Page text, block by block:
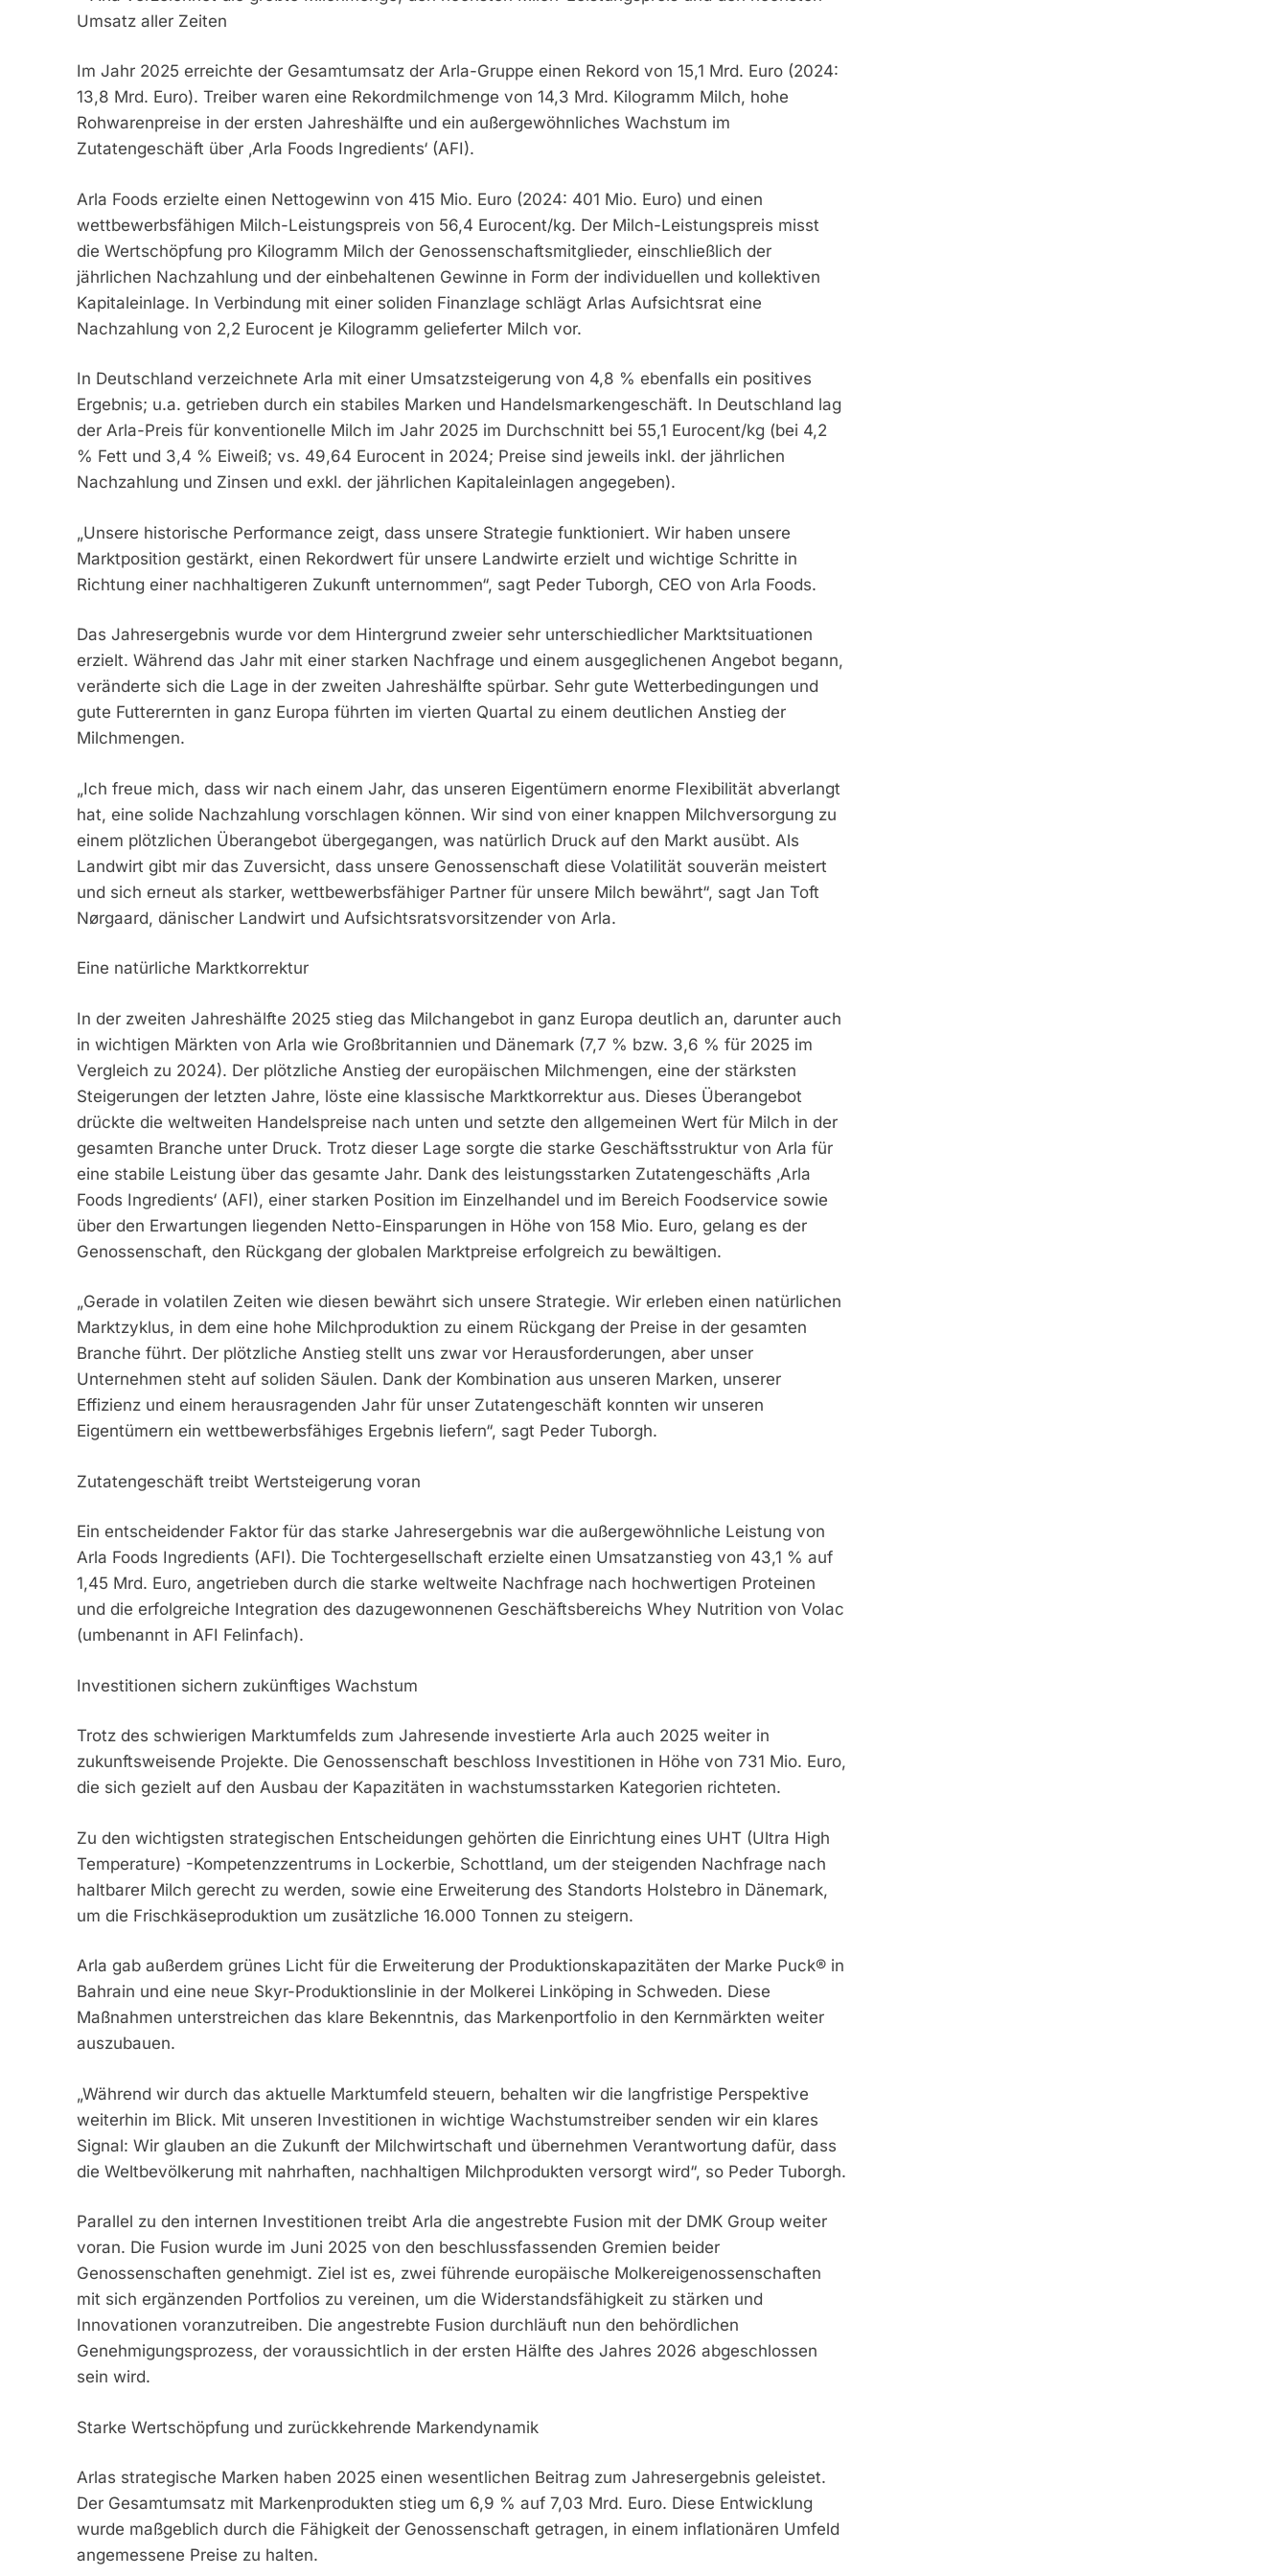
Umsatz aller Zeiten
Im Jahr 2025 erreichte der Gesamtumsatz der Arla-Gruppe einen Rekord von 15,1 Mrd. Euro (2024:
13,8 Mrd. Euro). Treiber waren eine Rekordmilchmenge von 14,3 Mrd. Kilogramm Milch, hohe
Rohwarenpreise in der ersten Jahreshälfte und ein außergewöhnliches Wachstum im
Zutatengeschäft über ‚Arla Foods Ingredients‘ (AFI).
Arla Foods erzielte einen Nettogewinn von 415 Mio. Euro (2024: 401 Mio. Euro) und einen
wettbewerbsfähigen Milch-Leistungspreis von 56,4 Eurocent/kg. Der Milch-Leistungspreis misst
die Wertschöpfung pro Kilogramm Milch der Genossenschaftsmitglieder, einschließlich der
jährlichen Nachzahlung und der einbehaltenen Gewinne in Form der individuellen und kollektiven
Kapitaleinlage. In Verbindung mit einer soliden Finanzlage schlägt Arlas Aufsichtsrat eine
Nachzahlung von 2,2 Eurocent je Kilogramm gelieferter Milch vor.
In Deutschland verzeichnete Arla mit einer Umsatzsteigerung von 4,8 % ebenfalls ein positives
Ergebnis; u.a. getrieben durch ein stabiles Marken und Handelsmarkengeschäft. In Deutschland lag
der Arla-Preis für konventionelle Milch im Jahr 2025 im Durchschnitt bei 55,1 Eurocent/kg (bei 4,2
% Fett und 3,4 % Eiweiß; vs. 49,64 Eurocent in 2024; Preise sind jeweils inkl. der jährlichen
Nachzahlung und Zinsen und exkl. der jährlichen Kapitaleinlagen angegeben).
„Unsere historische Performance zeigt, dass unsere Strategie funktioniert. Wir haben unsere
Marktposition gestärkt, einen Rekordwert für unsere Landwirte erzielt und wichtige Schritte in
Richtung einer nachhaltigeren Zukunft unternommen“, sagt Peder Tuborgh, CEO von Arla Foods.
Das Jahresergebnis wurde vor dem Hintergrund zweier sehr unterschiedlicher Marktsituationen
erzielt. Während das Jahr mit einer starken Nachfrage und einem ausgeglichenen Angebot begann,
veränderte sich die Lage in der zweiten Jahreshälfte spürbar. Sehr gute Wetterbedingungen und
gute Futterernten in ganz Europa führten im vierten Quartal zu einem deutlichen Anstieg der
Milchmengen.
„Ich freue mich, dass wir nach einem Jahr, das unseren Eigentümern enorme Flexibilität abverlangt
hat, eine solide Nachzahlung vorschlagen können. Wir sind von einer knappen Milchversorgung zu
einem plötzlichen Überangebot übergegangen, was natürlich Druck auf den Markt ausübt. Als
Landwirt gibt mir das Zuversicht, dass unsere Genossenschaft diese Volatilität souverän meistert
und sich erneut als starker, wettbewerbsfähiger Partner für unsere Milch bewährt“, sagt Jan Toft
Nørgaard, dänischer Landwirt und Aufsichtsratsvorsitzender von Arla.
Eine natürliche Marktkorrektur
In der zweiten Jahreshälfte 2025 stieg das Milchangebot in ganz Europa deutlich an, darunter auch
in wichtigen Märkten von Arla wie Großbritannien und Dänemark (7,7 % bzw. 3,6 % für 2025 im
Vergleich zu 2024). Der plötzliche Anstieg der europäischen Milchmengen, eine der stärksten
Steigerungen der letzten Jahre, löste eine klassische Marktkorrektur aus. Dieses Überangebot
drückte die weltweiten Handelspreise nach unten und setzte den allgemeinen Wert für Milch in der
gesamten Branche unter Druck. Trotz dieser Lage sorgte die starke Geschäftsstruktur von Arla für
eine stabile Leistung über das gesamte Jahr. Dank des leistungsstarken Zutatengeschäfts ‚Arla
Foods Ingredients‘ (AFI), einer starken Position im Einzelhandel und im Bereich Foodservice sowie
über den Erwartungen liegenden Netto-Einsparungen in Höhe von 158 Mio. Euro, gelang es der
Genossenschaft, den Rückgang der globalen Marktpreise erfolgreich zu bewältigen.
„Gerade in volatilen Zeiten wie diesen bewährt sich unsere Strategie. Wir erleben einen natürlichen
Marktzyklus, in dem eine hohe Milchproduktion zu einem Rückgang der Preise in der gesamten
Branche führt. Der plötzliche Anstieg stellt uns zwar vor Herausforderungen, aber unser
Unternehmen steht auf soliden Säulen. Dank der Kombination aus unseren Marken, unserer
Effizienz und einem herausragenden Jahr für unser Zutatengeschäft konnten wir unseren
Eigentümern ein wettbewerbsfähiges Ergebnis liefern“, sagt Peder Tuborgh.
Zutatengeschäft treibt Wertsteigerung voran
Ein entscheidender Faktor für das starke Jahresergebnis war die außergewöhnliche Leistung von
Arla Foods Ingredients (AFI). Die Tochtergesellschaft erzielte einen Umsatzanstieg von 43,1 % auf
1,45 Mrd. Euro, angetrieben durch die starke weltweite Nachfrage nach hochwertigen Proteinen
und die erfolgreiche Integration des dazugewonnenen Geschäftsbereichs Whey Nutrition von Volac
(umbenannt in AFI Felinfach).
Investitionen sichern zukünftiges Wachstum
Trotz des schwierigen Marktumfelds zum Jahresende investierte Arla auch 2025 weiter in
zukunftsweisende Projekte. Die Genossenschaft beschloss Investitionen in Höhe von 731 Mio. Euro,
die sich gezielt auf den Ausbau der Kapazitäten in wachstumsstarken Kategorien richteten.
Zu den wichtigsten strategischen Entscheidungen gehörten die Einrichtung eines UHT (Ultra High
Temperature) -Kompetenzzentrums in Lockerbie, Schottland, um der steigenden Nachfrage nach
haltbarer Milch gerecht zu werden, sowie eine Erweiterung des Standorts Holstebro in Dänemark,
um die Frischkäseproduktion um zusätzliche 16.000 Tonnen zu steigern.
Arla gab außerdem grünes Licht für die Erweiterung der Produktionskapazitäten der Marke Puck® in
Bahrain und eine neue Skyr-Produktionslinie in der Molkerei Linköping in Schweden. Diese
Maßnahmen unterstreichen das klare Bekenntnis, das Markenportfolio in den Kernmärkten weiter
auszubauen.
„Während wir durch das aktuelle Marktumfeld steuern, behalten wir die langfristige Perspektive
weiterhin im Blick. Mit unseren Investitionen in wichtige Wachstumstreiber senden wir ein klares
Signal: Wir glauben an die Zukunft der Milchwirtschaft und übernehmen Verantwortung dafür, dass
die Weltbevölkerung mit nahrhaften, nachhaltigen Milchprodukten versorgt wird“, so Peder Tuborgh.
Parallel zu den internen Investitionen treibt Arla die angestrebte Fusion mit der DMK Group weiter
voran. Die Fusion wurde im Juni 2025 von den beschlussfassenden Gremien beider
Genossenschaften genehmigt. Ziel ist es, zwei führende europäische Molkereigenossenschaften
mit sich ergänzenden Portfolios zu vereinen, um die Widerstandsfähigkeit zu stärken und
Innovationen voranzutreiben. Die angestrebte Fusion durchläuft nun den behördlichen
Genehmigungsprozess, der voraussichtlich in der ersten Hälfte des Jahres 2026 abgeschlossen
sein wird.
Starke Wertschöpfung und zurückkehrende Markendynamik
Arlas strategische Marken haben 2025 einen wesentlichen Beitrag zum Jahresergebnis geleistet.
Der Gesamtumsatz mit Markenprodukten stieg um 6,9 % auf 7,03 Mrd. Euro. Diese Entwicklung
wurde maßgeblich durch die Fähigkeit der Genossenschaft getragen, in einem inflationären Umfeld
angemessene Preise zu halten.